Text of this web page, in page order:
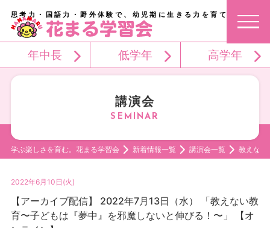
思考力・国語力・野外体験で、幼児期に生きる力を育てる。
年中長 低学年 高学年
講演会
学ぶ楽しさを育む。花まる学習会 新着情報一覧 講演会一覧 教えない
2022年6月10日(火)
【アーカイブ配信】 2022年7月13日（水） 「教えない教
育〜子どもは『夢中』を邪魔しないと伸びる！〜」 【オ